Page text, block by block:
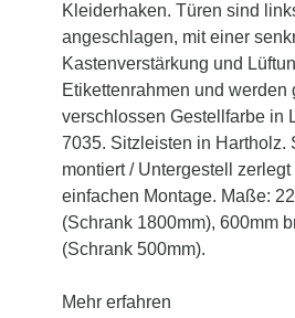
Kleiderhaken. Türen sind
angeschlagen, mit einer
Kastenverstärkung und
Etikettenrahmen und werden
verschlossen Gestellfarbe in
7035. Sitzleisten in Hartholz.
montiert / Untergestell
einfachen Montage. Maße:
(Schrank 1800mm), 600mm
(Schrank 500mm).
Mehr erfahren